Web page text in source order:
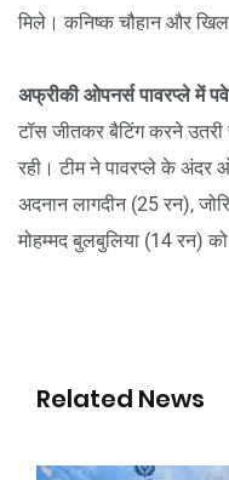
मिले। कनिष्क चौहान और
अफ्रीकी ओपनर्स पावरप्ले में
टॉस जीतकर बैटिंग करने
रही। टीम ने पावरप्ले के अंदर
अदनान लागदीन (25 रन),
मोहम्मद बुलबुलिया (14 रन)
Related News